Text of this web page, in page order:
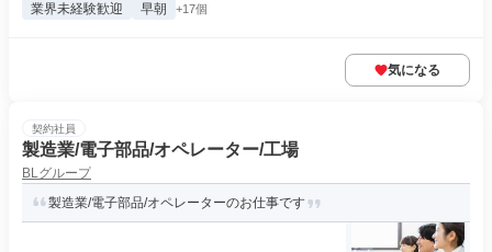
業界未経験歓迎 早朝 +17個
気になる
契約社員
製造業/電子部品/オペレーター/工場
BLグループ
製造業/電子部品/オペレーターのお仕事です